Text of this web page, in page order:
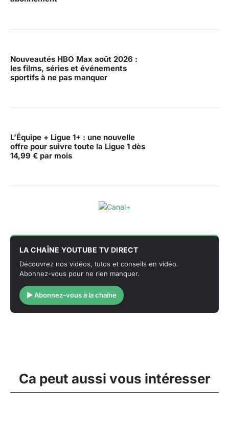
Nouveautés HBO Max août 2026 :
les films, séries et événements
sportifs à ne pas manquer
L’Équipe + Ligue 1+ : une nouvelle
offre pour suivre toute la Ligue 1 dès
14,99 € par mois
LA CHAÎNE YOUTUBE TV DIRECT
Découvrez nos vidéos, tutos et conseils en vidéo.
Abonnez-vous pour ne rien manquer.
▶ Abonnez-vous à la chaîne
Ca peut aussi vous intéresser